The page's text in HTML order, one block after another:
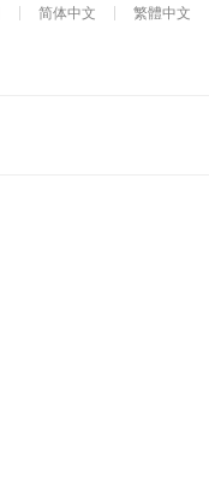
简体中文 繁體中文